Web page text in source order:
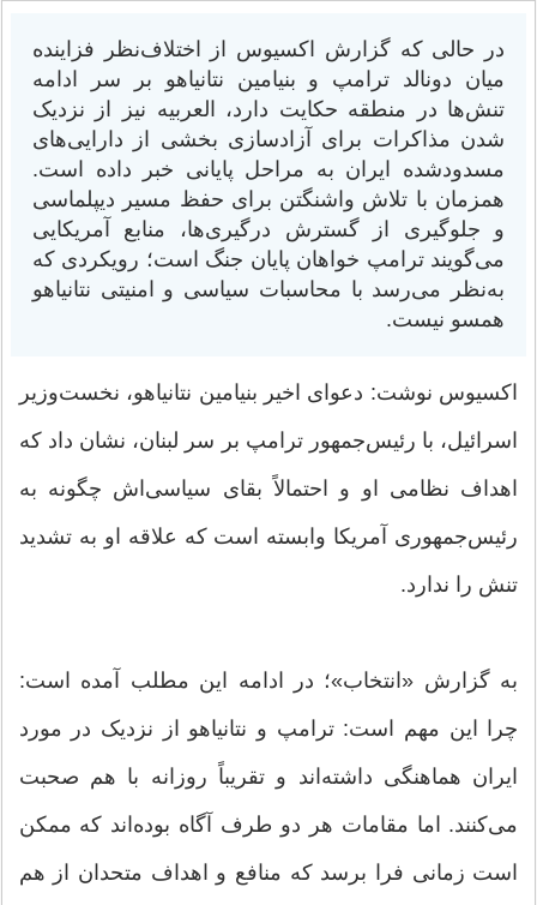
در حالی که گزارش اکسیوس از اختلاف‌نظر فزاینده
میان دونالد ترامپ و بنیامین نتانیاهو بر سر ادامه
تنش‌ها در منطقه حکایت دارد، العربیه نیز از نزدیک
شدن مذاکرات برای آزادسازی بخشی از دارایی‌های
مسدودشده ایران به مراحل پایانی خبر داده است.
همزمان با تلاش واشنگتن برای حفظ مسیر دیپلماسی
و جلوگیری از گسترش درگیری‌ها، منابع آمریکایی
می‌گویند ترامپ خواهان پایان جنگ است؛ رویکردی که
به‌نظر می‌رسد با محاسبات سیاسی و امنیتی نتانیاهو
همسو نیست.
اکسیوس نوشت: دعوای اخیر بنیامین نتانیاهو، نخست‌وزیر
اسرائیل، با رئیس‌جمهور ترامپ بر سر لبنان، نشان داد که
اهداف نظامی او و احتمالاً بقای سیاسی‌اش چگونه به
رئیس‌جمهوری آمریکا وابسته است که علاقه او به تشدید
تنش را ندارد.
به گزارش «انتخاب»؛ در ادامه این مطلب آمده است:
چرا این مهم است: ترامپ و نتانیاهو از نزدیک در مورد
ایران هماهنگی داشته‌اند و تقریباً روزانه با هم صحبت
می‌کنند. اما مقامات هر دو طرف آگاه بوده‌اند که ممکن
است زمانی فرا برسد که منافع و اهداف متحدان از هم